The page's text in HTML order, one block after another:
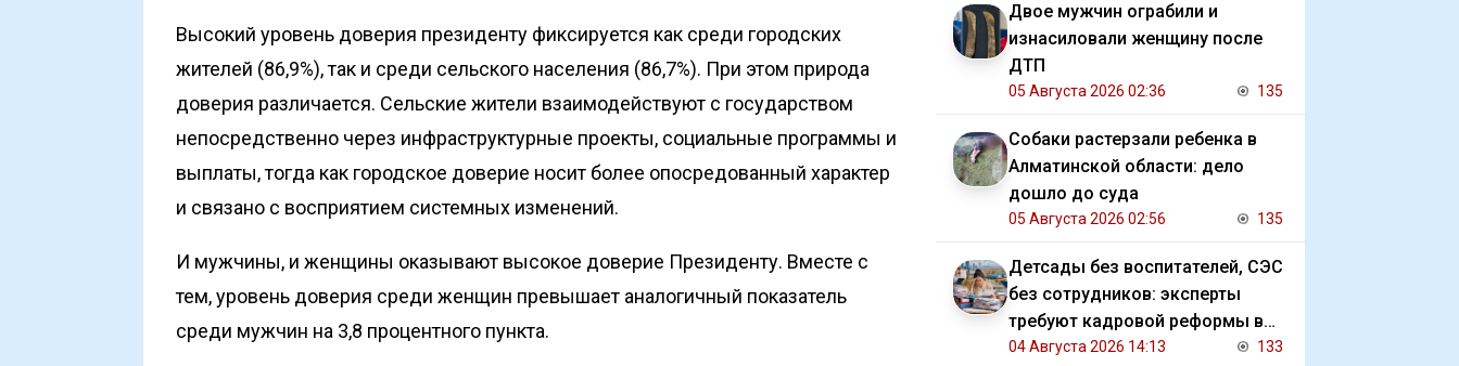
Высокий уровень доверия президенту фиксируется как среди городских
жителей (86,9%), так и среди сельского населения (86,7%). При этом природа
доверия различается. Сельские жители взаимодействуют с государством
непосредственно через инфраструктурные проекты, социальные программы и
выплаты, тогда как городское доверие носит более опосредованный характер
и связано с восприятием системных изменений.
И мужчины, и женщины оказывают высокое доверие Президенту. Вместе с
тем, уровень доверия среди женщин превышает аналогичный показатель
среди мужчин на 3,8 процентного пункта.
Двое мужчин ограбили и
изнасиловали женщину после
ДТП
05 Августа 2026 02:36 135
Собаки растерзали ребенка в
Алматинской области: дело
дошло до суда
05 Августа 2026 02:56 135
Детсады без воспитателей, СЭС
без сотрудников: эксперты
требуют кадровой реформы в
Казахстане
04 Августа 2026 14:13 133